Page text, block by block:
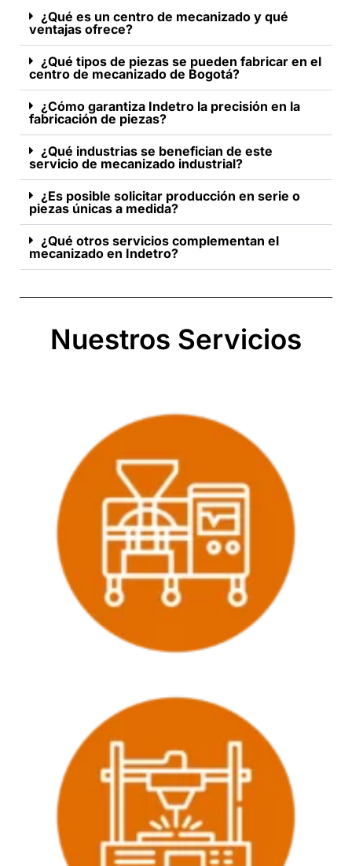
¿Qué es un centro de mecanizado y qué
ventajas ofrece?
¿Qué tipos de piezas se pueden fabricar en el
centro de mecanizado de Bogotá?
¿Cómo garantiza Indetro la precisión en la
fabricación de piezas?
¿Qué industrias se benefician de este
servicio de mecanizado industrial?
¿Es posible solicitar producción en serie o
piezas únicas a medida?
¿Qué otros servicios complementan el
mecanizado en Indetro?
Nuestros Servicios